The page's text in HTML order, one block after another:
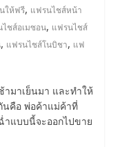
ให้ฟรี, แฟรนไชส์หน้า
ชส์อเมซอน, แฟรนไชส์
, แฟรนไชส์โนบิชา, แฟ
มาเย็นมา และทำให้
นคือ พ่อค้าแม่ค้าที่
แบบนี้จะออกไปขาย